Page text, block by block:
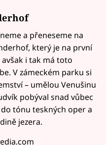
a přeneseme na
který je na první
i tak má toto
V zámeckém parku si
– umělou Venušinu
pobýval snad vůbec
tónu teskných oper a
jezera.